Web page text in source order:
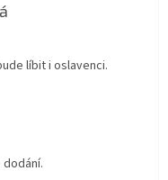
hvězdiček.
líbit i oslavenci.
hvězdiček.